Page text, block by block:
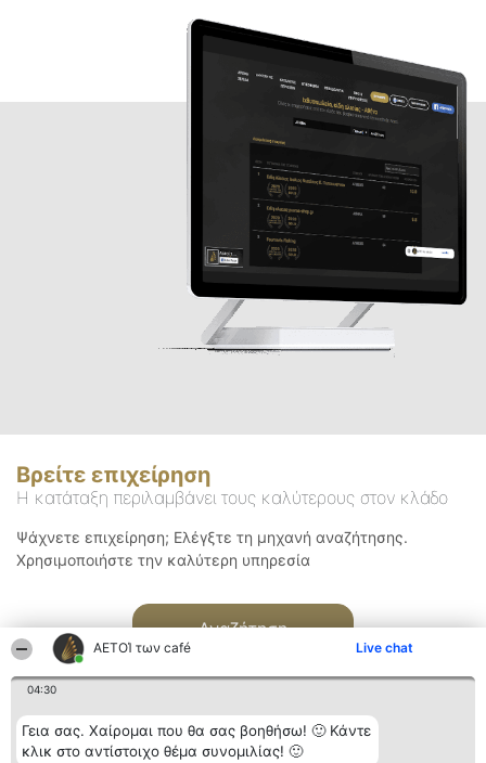
ΑΕΤΟΊ των café Live chat
04:30
Γεια σας. Χαίρομαι που θα σας βοηθήσω! 🙂 Κάντε
κλικ στο αντίστοιχο θέμα συνομιλίας! 🙂
Βρείτε επιχείρηση
Η κατάταξη περιλαμβάνει τους καλύτερους στον κλάδο
Ψάχνετε επιχείρηση; Ελέγξτε τη μηχανή αναζήτησης.
Χρησιμοποιήστε την καλύτερη υπηρεσία
Αναζήτηση